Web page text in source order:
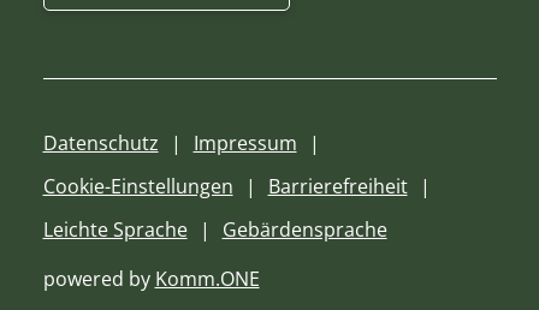
Datenschutz
Impressum
Cookie-Einstellungen
Barrierefreiheit
Leichte Sprache
Gebärdensprache
powered by Komm.ONE